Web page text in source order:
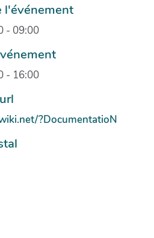
l'événement
- 09:00
- 16:00
?DocumentatioN